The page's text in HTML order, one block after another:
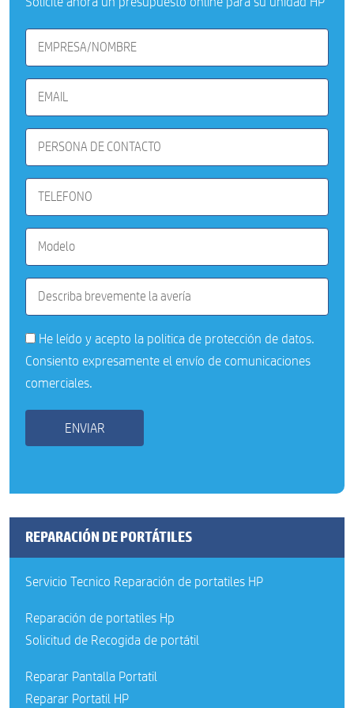
He leído y acepto lapolitica de protección de datos.
Consiento expresamente el envío de comunicaciones
comerciales.
REPARACIÓN DE PORTÁTILES
Servicio Tecnico Reparación de portatiles HP
Reparación de portatiles Hp
Solicitud de Recogida de portátil
Reparar Pantalla Portatil
Reparar Portatil HP